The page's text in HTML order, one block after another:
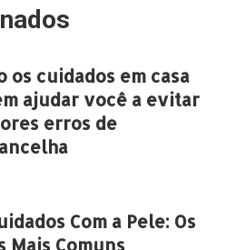
os cuidados em casa
ajudar você a evitar
erros de
Com a Pele: Os
Mais Comuns